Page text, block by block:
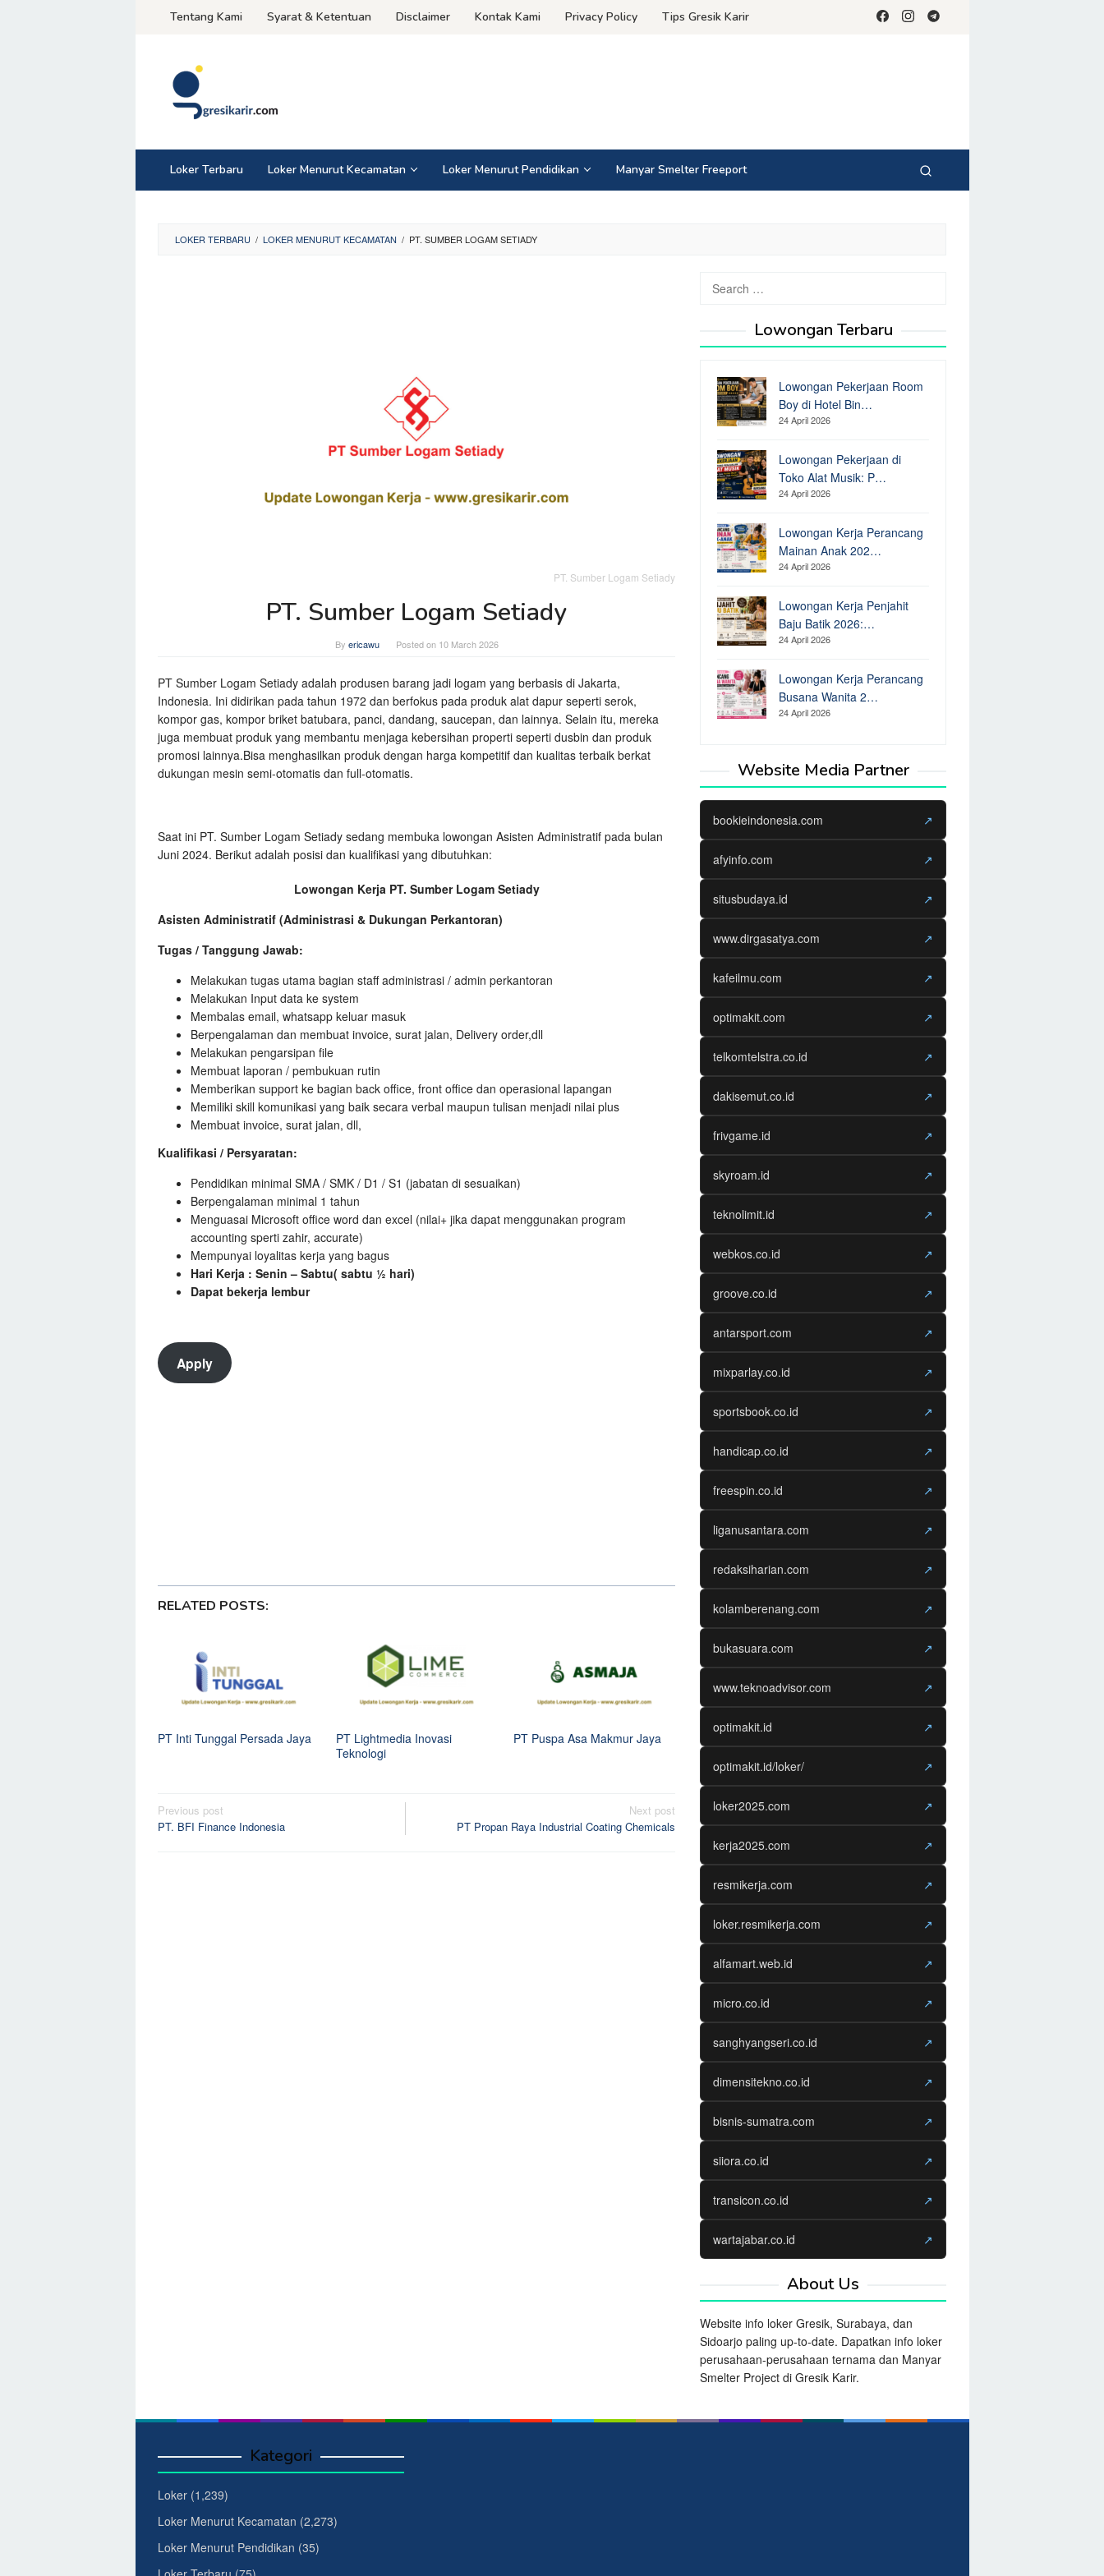
Tentang Kami Syarat & Ketentuan Disclaimer Kontak Kami Privacy Policy Tips Gresik Karir
Loker Terbaru Loker Menurut Kecamatan Loker Menurut Pendidikan Manyar Smelter Freeport
LOKER TERBARU / LOKER MENURUT KECAMATAN / PT. SUMBER LOGAM SETIADY
PT. Sumber Logam Setiady
PT. Sumber Logam Setiady
By ericawu Posted on 10 March 2026
PT Sumber Logam Setiady adalah produsen barang jadi logam yang berbasis di Jakarta,
Indonesia. Ini didirikan pada tahun 1972 dan berfokus pada produk alat dapur seperti serok,
kompor gas, kompor briket batubara, panci, dandang, saucepan, dan lainnya. Selain itu, mereka
juga membuat produk yang membantu menjaga kebersihan properti seperti dusbin dan produk
promosi lainnya.Bisa menghasilkan produk dengan harga kompetitif dan kualitas terbaik berkat
dukungan mesin semi-otomatis dan full-otomatis.
Saat ini PT. Sumber Logam Setiady sedang membuka lowongan Asisten Administratif pada bulan
Juni 2024. Berikut adalah posisi dan kualifikasi yang dibutuhkan:
Lowongan Kerja PT. Sumber Logam Setiady
Asisten Administratif (Administrasi & Dukungan Perkantoran)
Tugas / Tanggung Jawab:
Melakukan tugas utama bagian staff administrasi / admin perkantoran
Melakukan Input data ke system
Membalas email, whatsapp keluar masuk
Berpengalaman dan membuat invoice, surat jalan, Delivery order,dll
Melakukan pengarsipan file
Membuat laporan / pembukuan rutin
Memberikan support ke bagian back office, front office dan operasional lapangan
Memiliki skill komunikasi yang baik secara verbal maupun tulisan menjadi nilai plus
Membuat invoice, surat jalan, dll,
Kualifikasi / Persyaratan:
Pendidikan minimal SMA / SMK / D1 / S1 (jabatan di sesuaikan)
Berpengalaman minimal 1 tahun
Menguasai Microsoft office word dan excel (nilai+ jika dapat menggunakan program
accounting sperti zahir, accurate)
Mempunyai loyalitas kerja yang bagus
Hari Kerja : Senin – Sabtu( sabtu ½ hari)
Dapat bekerja lembur
Apply
RELATED POSTS:
PT Inti Tunggal Persada Jaya
PT Lightmedia Inovasi
Teknologi
PT Puspa Asa Makmur Jaya
Post
navigation
Previous post
PT. BFI Finance Indonesia
Next post
PT Propan Raya Industrial Coating Chemicals
Search
for:
Lowongan Terbaru
Lowongan Pekerjaan Room
Boy di Hotel Bin…
24 April 2026
Lowongan Pekerjaan di
Toko Alat Musik: P…
24 April 2026
Lowongan Kerja Perancang
Mainan Anak 202…
24 April 2026
Lowongan Kerja Penjahit
Baju Batik 2026:…
24 April 2026
Lowongan Kerja Perancang
Busana Wanita 2…
24 April 2026
Website Media Partner
bookieindonesia.com ↗
afyinfo.com ↗
situsbudaya.id ↗
www.dirgasatya.com ↗
kafeilmu.com ↗
optimakit.com ↗
telkomtelstra.co.id ↗
dakisemut.co.id ↗
frivgame.id ↗
skyroam.id ↗
teknolimit.id ↗
webkos.co.id ↗
groove.co.id ↗
antarsport.com ↗
mixparlay.co.id ↗
sportsbook.co.id ↗
handicap.co.id ↗
freespin.co.id ↗
liganusantara.com ↗
redaksiharian.com ↗
kolamberenang.com ↗
bukasuara.com ↗
www.teknoadvisor.com ↗
optimakit.id ↗
optimakit.id/loker/ ↗
loker2025.com ↗
kerja2025.com ↗
resmikerja.com ↗
loker.resmikerja.com ↗
alfamart.web.id ↗
micro.co.id ↗
sanghyangseri.co.id ↗
dimensitekno.co.id ↗
bisnis-sumatra.com ↗
siiora.co.id ↗
transicon.co.id ↗
wartajabar.co.id ↗
About Us
Website info loker Gresik, Surabaya, dan
Sidoarjo paling up-to-date. Dapatkan info loker
perusahaan-perusahaan ternama dan Manyar
Smelter Project di Gresik Karir.
Kategori
Loker (1,239)
Loker Menurut Kecamatan (2,273)
Loker Menurut Pendidikan (35)